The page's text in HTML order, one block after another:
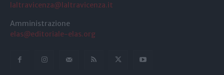
laltravicenza@laltravicenza.it
Amministrazione
elas@editoriale-elas.org